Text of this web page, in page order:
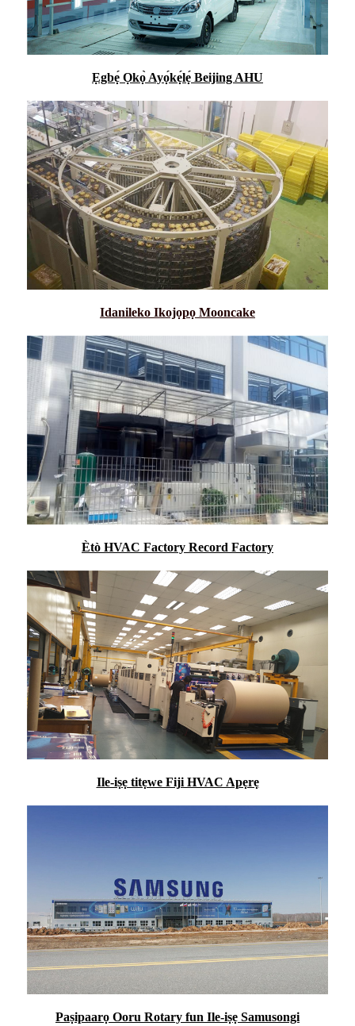
Ẹgbẹ́ Ọkọ̀ Ayọ́kẹ́lẹ́ Beijing AHU
Idanileko Ikojọpọ Mooncake
Ètò HVAC Factory Record Factory
Ile-iṣẹ titẹwe Fiji HVAC Apẹrẹ
Paṣipaarọ Ooru Rotary fun Ile-iṣẹ Samusongi